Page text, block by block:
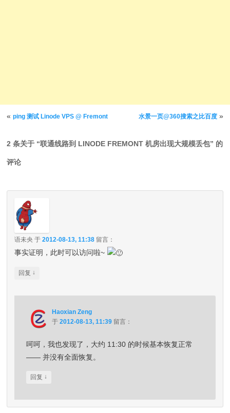
文章导航
«ping 测试 Linode VPS @ Fremont 水景一页@360搜索之比百度»
2 条关于 “联通线路到 LINODE FREMONT 机房出现大规模丢包” 的
评论
语未央 于2012-08-13, 11:38 留言：
事实证明，此时可以访问啦~
回复 ↓
Haoxian Zeng
于2012-08-13, 11:39 留言：
呵呵，我也发现了，大约 11:30 的时候基本恢复正常
—— 并没有全面恢复。
回复 ↓